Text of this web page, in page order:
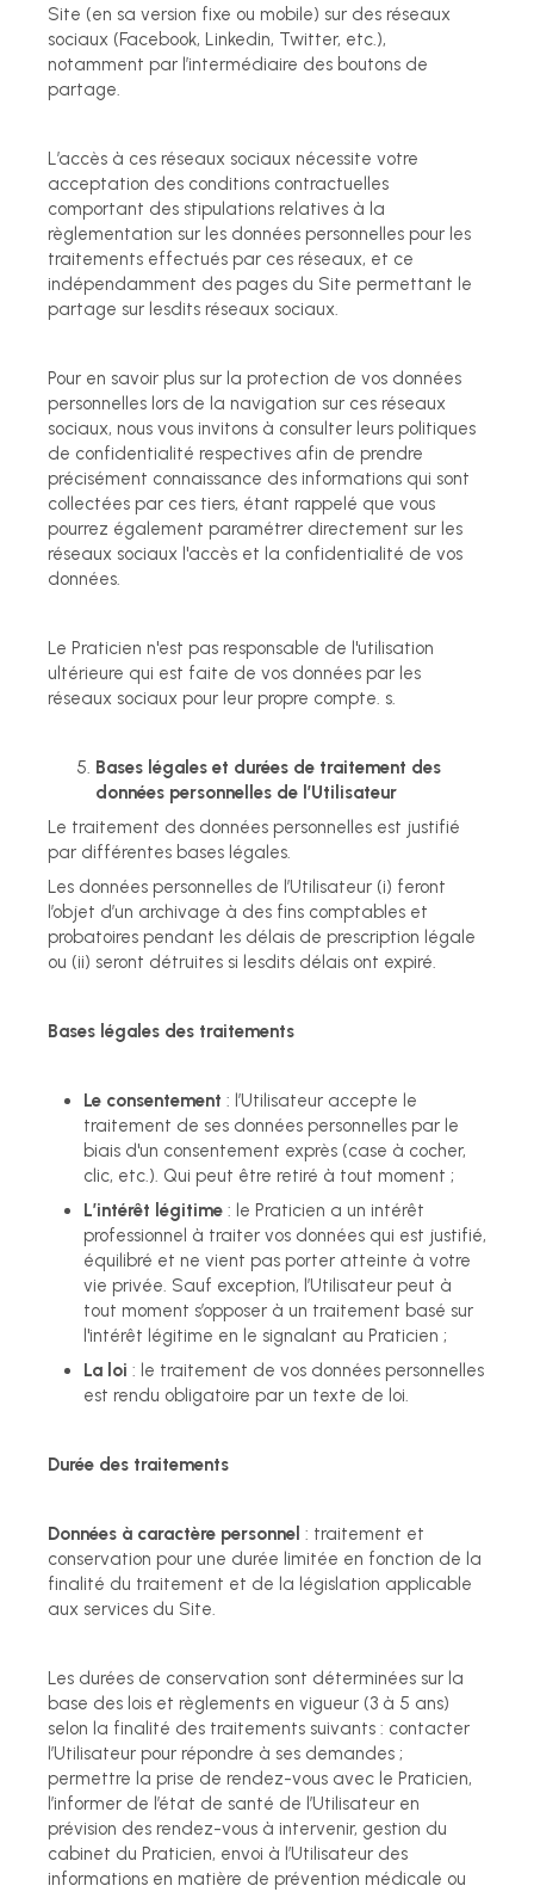
Site (en sa version fixe ou mobile) sur des réseaux
sociaux (Facebook, Linkedin, Twitter, etc.),
notamment par l’intermédiaire des boutons de
partage.
L’accès à ces réseaux sociaux nécessite votre
acceptation des conditions contractuelles
comportant des stipulations relatives à la
règlementation sur les données personnelles pour les
traitements effectués par ces réseaux, et ce
indépendamment des pages du Site permettant le
partage sur lesdits réseaux sociaux.
Pour en savoir plus sur la protection de vos données
personnelles lors de la navigation sur ces réseaux
sociaux, nous vous invitons à consulter leurs politiques
de confidentialité respectives afin de prendre
précisément connaissance des informations qui sont
collectées par ces tiers, étant rappelé que vous
pourrez également paramétrer directement sur les
réseaux sociaux l'accès et la confidentialité de vos
données.
Le Praticien n'est pas responsable de l'utilisation
ultérieure qui est faite de vos données par les
réseaux sociaux pour leur propre compte. s.
Bases légales et durées de traitement des
données personnelles de l’Utilisateur
Le traitement des données personnelles est justifié
par différentes bases légales.
Les données personnelles de l’Utilisateur (i) feront
l’objet d’un archivage à des fins comptables et
probatoires pendant les délais de prescription légale
ou (ii) seront détruites si lesdits délais ont expiré.
Bases légales des traitements
Le consentement : l’Utilisateur accepte le
traitement de ses données personnelles par le
biais d'un consentement exprès (case à cocher,
clic, etc.). Qui peut être retiré à tout moment ;
L’intérêt légitime : le Praticien a un intérêt
professionnel à traiter vos données qui est justifié,
équilibré et ne vient pas porter atteinte à votre
vie privée. Sauf exception, l’Utilisateur peut à
tout moment s’opposer à un traitement basé sur
l'intérêt légitime en le signalant au Praticien ;
La loi : le traitement de vos données personnelles
est rendu obligatoire par un texte de loi.
Durée des traitements
Données à caractère personnel : traitement et
conservation pour une durée limitée en fonction de la
finalité du traitement et de la législation applicable
aux services du Site.
Les durées de conservation sont déterminées sur la
base des lois et règlements en vigueur (3 à 5 ans)
selon la finalité des traitements suivants : contacter
l’Utilisateur pour répondre à ses demandes ;
permettre la prise de rendez-vous avec le Praticien,
l’informer de l’état de santé de l’Utilisateur en
prévision des rendez-vous à intervenir, gestion du
cabinet du Praticien, envoi à l’Utilisateur des
informations en matière de prévention médicale ou